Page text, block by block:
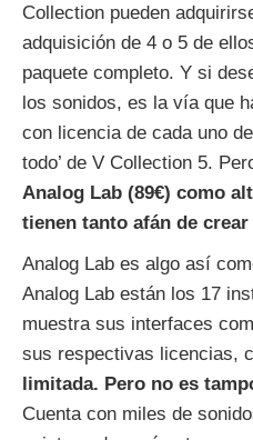
Collection pueden
adquisición de 4 o 5 de
paquete completo. Y si
los sonidos, es la vía que
con licencia de cada uno
todo’ de V Collection 5.
Analog Lab (89€) como
tienen tanto afán de
Analog Lab es algo así
Analog Lab están los 17
muestra sus interfaces
sus respectivas licencias,
limitada. Pero no es
Cuenta con miles de